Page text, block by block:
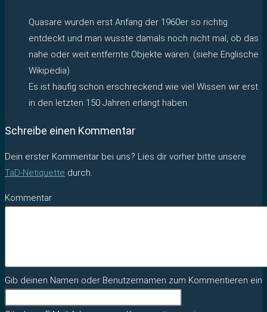
Quasare wurden erst Anfang der 1960er so richtig
entdeckt und man wusste damals noch nicht mal, ob das
nahe oder weit entfernte Objekte wären. (siehe Englische
Wikipedia)
Es ist häufig schon erschreckend wie viel Wissen wir erst
in den letzten 150 Jahren erlangt haben.
Schreibe einen Kommentar
Dein erster Kommentar bei uns? Lies dir vorher bitte unsere
TaD-Netiquette durch.
Kommentar
Gib deinen Namen oder Benutzernamen zum Kommentieren ein